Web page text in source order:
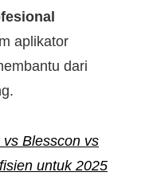
aplikator
dari
Blesscon vs
untuk 2025